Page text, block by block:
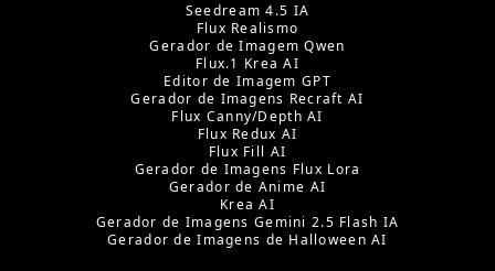
Seedream 4.5 IA
Flux Realismo
Gerador de Imagem Qwen
Flux.1 Krea AI
Editor de Imagem GPT
Gerador de Imagens Recraft AI
Flux Canny/Depth AI
Flux Redux AI
Flux Fill AI
Gerador de Imagens Flux Lora
Gerador de Anime AI
Krea AI
Gerador de Imagens Gemini 2.5 Flash IA
Gerador de Imagens de Halloween AI